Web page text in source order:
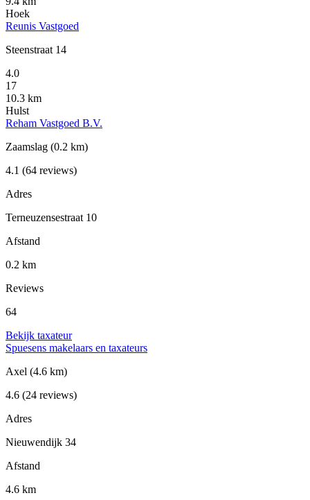
Hoek
Reunis Vastgoed
Steenstraat 14
4.0
17
10.3 km
Hulst
Reham Vastgoed B.V.
Zaamslag (0.2 km)
4.1 (64 reviews)
Adres
Terneuzensestraat 10
Afstand
0.2 km
Reviews
64
Bekijk taxateur
Spuesens makelaars en taxateurs
Axel (4.6 km)
4.6 (24 reviews)
Adres
Nieuwendijk 34
Afstand
4.6 km